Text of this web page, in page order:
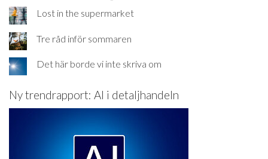
Lost in the supermarket
Tre råd inför sommaren
Det här borde vi inte skriva om
Ny trendrapport: AI i detaljhandeln